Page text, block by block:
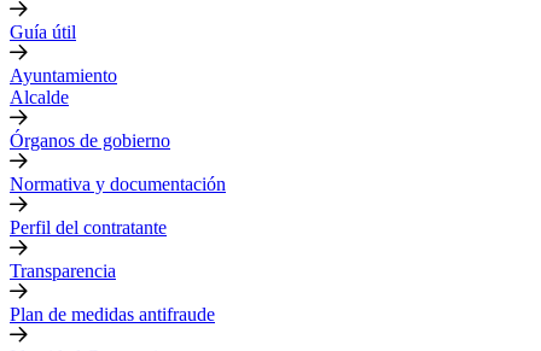
Guía útil
Ayuntamiento
Alcalde
Órganos de gobierno
Normativa y documentación
Perfil del contratante
Transparencia
Plan de medidas antifraude